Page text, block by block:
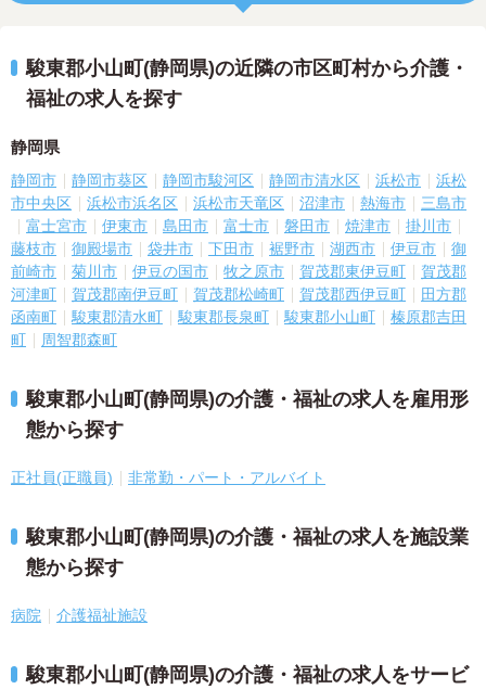
駿東郡小山町(静岡県)の近隣の市区町村から介護・
福祉の求人を探す
静岡県
静岡市 静岡市葵区 静岡市駿河区 静岡市清水区 浜松市
浜松
市中央区
浜松市浜名区 浜松市天竜区 沼津市 熱海市
三島市
富士宮市
伊東市 島田市 富士市 磐田市 焼津市
掛川市
藤枝市
御殿場市 袋井市 下田市 裾野市 湖西市 伊豆市
御
前崎市
菊川市 伊豆の国市 牧之原市 賀茂郡東伊豆町
賀茂郡
河津町
賀茂郡南伊豆町 賀茂郡松崎町 賀茂郡西伊豆町
田方郡
函南町
駿東郡清水町 駿東郡長泉町 駿東郡小山町
榛原郡吉田
町
周智郡森町
駿東郡小山町(静岡県)の介護・福祉の求人を雇用形
態から探す
正社員(正職員) 非常勤・パート・アルバイト
駿東郡小山町(静岡県)の介護・福祉の求人を施設業
態から探す
病院 介護福祉施設
駿東郡小山町(静岡県)の介護・福祉の求人をサービ